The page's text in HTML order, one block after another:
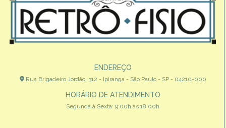
ENDEREÇO
Rua Brigadeiro Jordão, 312 - Ipiranga - São Paulo - SP - 04210-000
HORÁRIO DE ATENDIMENTO
Segunda à Sexta: 9:00h às 18:00h